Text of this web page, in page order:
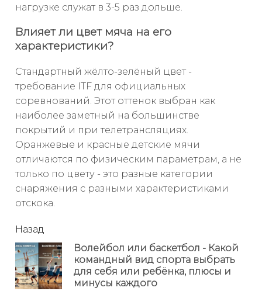
нагрузке служат в 3-5 раз дольше.
Влияет ли цвет мяча на его
характеристики?
Стандартный жёлто-зелёный цвет -
требование ITF для официальных
соревнований. Этот оттенок выбран как
наиболее заметный на большинстве
покрытий и при телетрансляциях.
Оранжевые и красные детские мячи
отличаются по физическим параметрам, а не
только по цвету - это разные категории
снаряжения с разными характеристиками
отскока.
читать
еще
Назад
Волейбол или баскетбол - Какой
командный вид спорта выбрать
для себя или ребёнка, плюсы и
минусы каждого